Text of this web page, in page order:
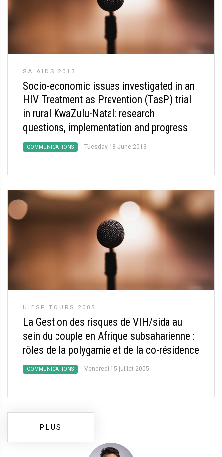
SA AIDS 2013
Socio-economic issues investigated in an
HIV Treatment as Prevention (TasP) trial
in rural KwaZulu-Natal: research
questions, implementation and progress
COMMUNICATIONS Tuesday 18 June 2013
UIESP TOURS 2005
La Gestion des risques de VIH/sida au
sein du couple en Afrique subsaharienne :
rôles de la polygamie et de la co-résidence
COMMUNICATIONS Vendredi 15 juillet 2005
PLUS